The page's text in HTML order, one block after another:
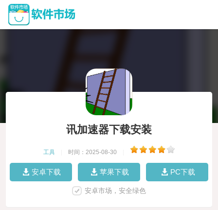
讯加速器下载安装
工具 时间：2025-08-30
安卓下载 苹果下载 PC下载
安卓市场，安全绿色